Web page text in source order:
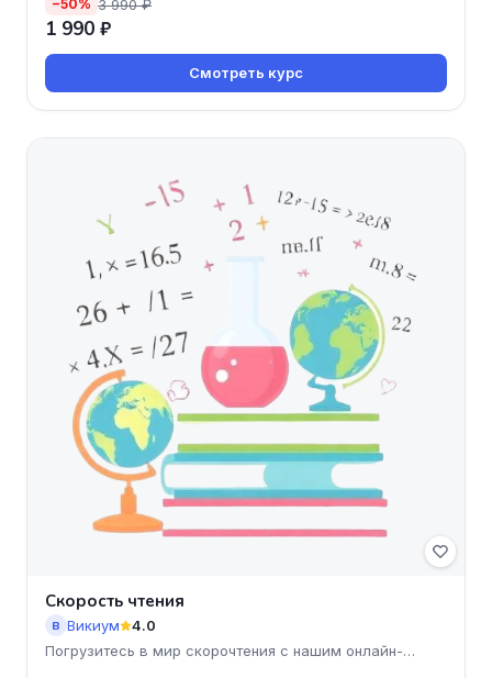
−50% 3 990 ₽
1 990 ₽
Смотреть курс
Скорость чтения
В Викиум
4.0
Погрузитесь в мир скорочтения с нашим онлайн-